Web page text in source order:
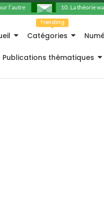
l’autre 10. La théorie
Catégories
Trending
Publications thématiques